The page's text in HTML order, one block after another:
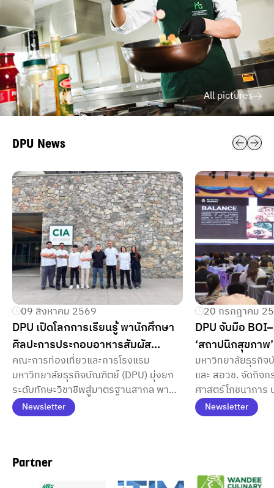
All pictures
DPU News
09 สิงหาคม 2569
DPU เปิดโลกการเรียนรู้ พานักศึกษา
ศิลปะการประกอบอาหารสัมผัส
ประสบการณ์จริงในประเทศ
สหรัฐอเมริกา เพื่อยกระดับทักษะสู่
มาตรฐานสากล
คณะการท่องเที่ยวและการโรงแรม
มหาวิทยาลัยธุรกิจบัณฑิตย์ (DPU) มุ่งยก
ระดับทักษะวิชาชีพสู่มาตรฐานสากล พา
นักศึกษาหลักสูตรศิลปะการประกอบ
อาหารบินตรงสู่รัฐแคลิฟอร์เนีย ประเทศ
นานาชาติและศึกษาอุตสาหกรรมอาหาร
ตะวันตกจากแหล่งต้นกำเนิด
Newsletter
20 กรกฎาคม
DPU จับมือ
‘สถาปนิกสุขภา
อาหาร
ธุรกิจไทย
มหาวิทยาลัยธุรกิจบัณฑิตย์ จั
และ สอวช. จัดกิจ
ศาสตร์โภชนาการ
AI สร้างผู้ประกอ
รองรับอุตสาหกรร
Newsletter
Partner